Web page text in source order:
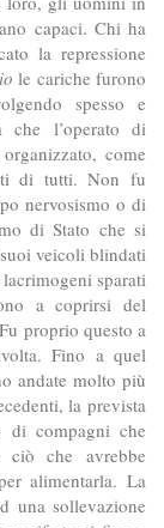
capaci. Chi ha
la repressione
le cariche furono
spesso e
che l’operato di
come
di tutti. Non fu
nervosismo o di
di Stato che si
veicoli blindati
sparati
a coprirsi del
proprio questo a
Fino a quel
andate molto più
la prevista
di compagni che
ciò che avrebbe
alimentarla. La
una sollevazione